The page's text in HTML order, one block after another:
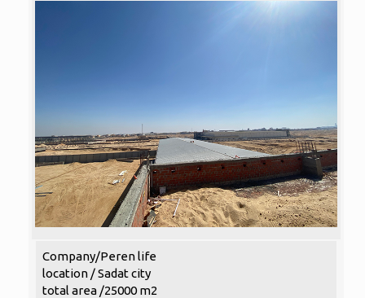
Company/Peren life
location / Sadat city
total area /25000 m2